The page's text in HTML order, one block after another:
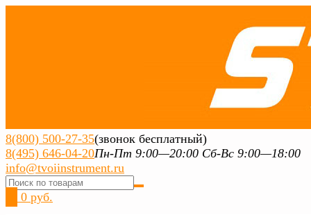
8(800) 500-27-35(звонок бесплатный)
8(495) 646-04-20Пн-Пт 9:00—20:00 Сб-Вс 9:00—18:00
info@tvoiinstrument.ru
0 руб.